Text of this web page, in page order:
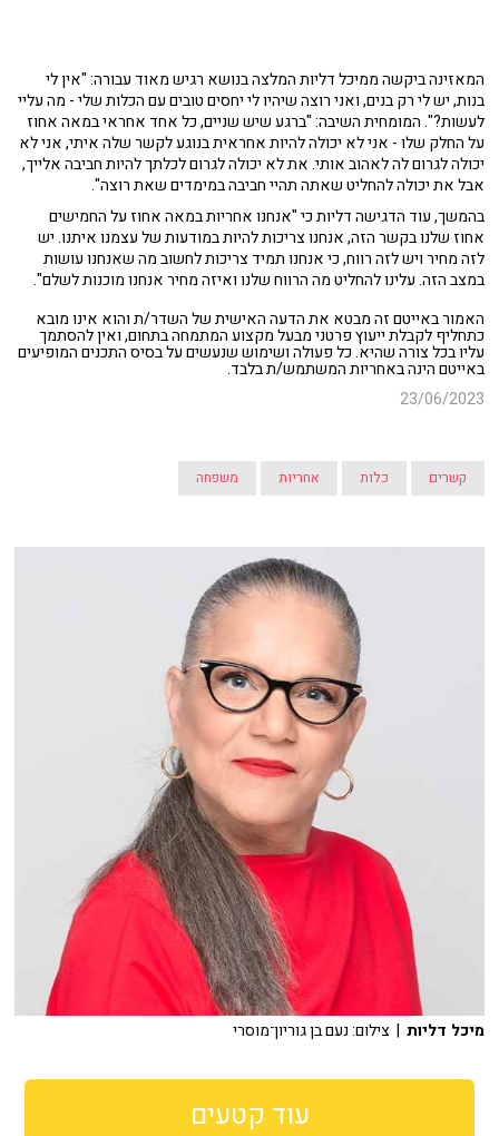
המאזינה ביקשה ממיכל דליות המלצה בנושא רגיש מאוד עבורה: "אין לי
בנות, יש לי רק בנים, ואני רוצה שיהיו לי יחסים טובים עם הכלות שלי - מה עליי
לעשות?". המומחית השיבה: "ברגע שיש שניים, כל אחד אחראי במאה אחוז
על החלק שלו - אני לא יכולה להיות אחראית בנוגע לקשר שלה איתי, אני לא
יכולה לגרום לה לאהוב אותי. את לא יכולה לגרום לכלתך להיות חביבה אלייך,
אבל את יכולה להחליט שאתה תהיי חביבה במימדים שאת רוצה".
בהמשך, עוד הדגישה דליות כי "אנחנו אחריות במאה אחוז על החמישים
אחוז שלנו בקשר הזה, אנחנו צריכות להיות במודעות של עצמנו איתנו. יש
לזה מחיר ויש לזה רווח, כי אנחנו תמיד צריכות לחשוב מה שאנחנו עושות
במצב הזה. עלינו להחליט מה הרווח שלנו ואיזה מחיר אנחנו מוכנות לשלם".
האמור באייטם זה מבטא את הדעה האישית של השדר/ת והוא אינו מובא
כתחליף לקבלת ייעוץ פרטני מבעל מקצוע המתמחה בתחום, ואין להסתמך
עליו בכל צורה שהיא. כל פעולה ושימוש שנעשים על בסיס התכנים המופיעים
באייטם הינה באחריות המשתמש/ת בלבד.
23/06/2023
קשרים כלות אחריות משפחה
מיכל דליות | צילום: נעם בן גוריון־מוסרי
עוד קטעים